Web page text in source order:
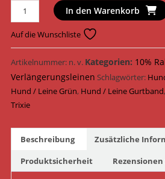
Trixie
Hundeleine
Premium
Verlängerungsleine
mit
Neopren
Polsterung
Gurtband
-
1987723
Camouflage/Waldgrün
In den Warenkorb
Auf die Wunschliste
Artikelnummer: n. v. Kategorien: 10%
Verlängerungsleinen Schlagwörter:
Hund / Leine Grün, Hund / Leine Gurtband,
Trixie
Beschreibung
Zusätzliche
Produktsicherheit
Rezensionen